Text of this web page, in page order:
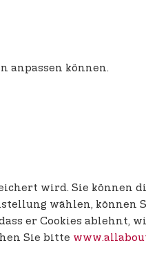
anpassen können.
wird. Sie können
wählen, können
er Cookies ablehnt,
Sie bitte